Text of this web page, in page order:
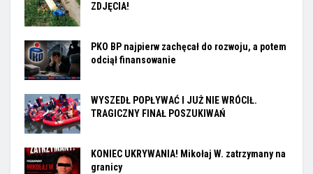
ZDJĘCIA!
PKO BP najpierw zachęcał do rozwoju, a potem
odciął finansowanie
WYSZEDŁ POPŁYWAĆ I JUŻ NIE WRÓCIŁ.
TRAGICZNY FINAŁ POSZUKIWAŃ
KONIEC UKRYWANIA! Mikołaj W. zatrzymany na
granicy